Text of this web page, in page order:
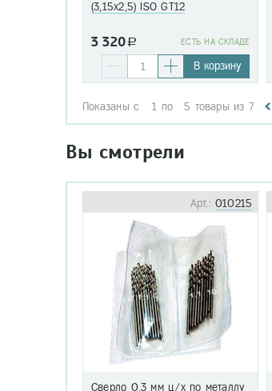
(3,15х2,5) ISO GT12
3 320a EСТЬ НА СКЛАДЕ
В корзину
Показаны с 1 по 5 товары из 7
Вы смотрели
Арт.:010215
Сверло 0,3 мм ц/х по металлу